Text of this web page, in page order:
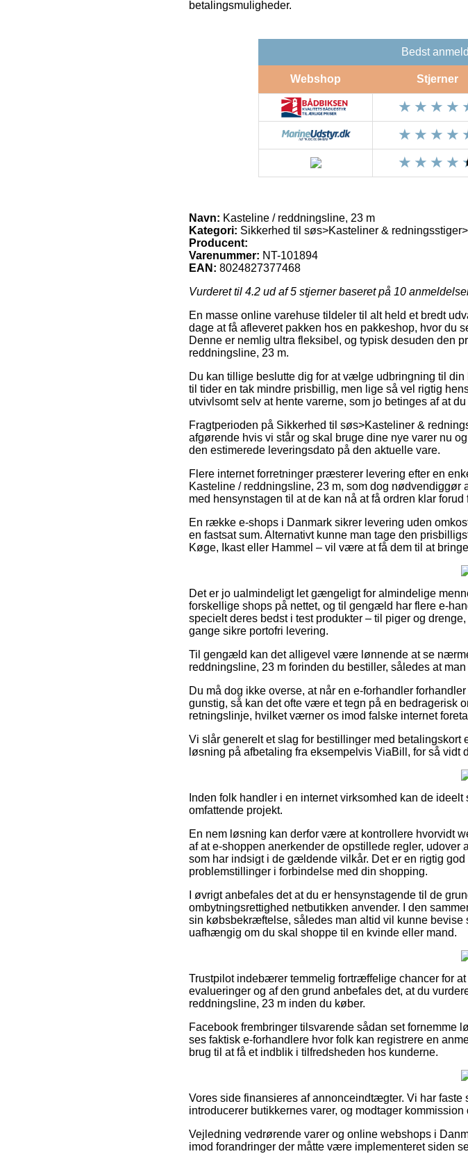
betalingsmuligheder.
Bedst
Webshop Stjerner
Navn: Kasteline / reddningsline, 23 m
Kategori: Sikkerhed til søs>Kasteliner &
Producent:
Varenummer: NT-101894
EAN: 8024827377468
Vurderet til 4.2 ud af 5 stjerner baseret på 10
En masse online varehuse tildeler til alt held et bredt
dage at få afleveret pakken hos en pakkeshop, hvor du
Denne er nemlig ultra fleksibel, og typisk desuden den
reddningsline, 23 m.
Du kan tillige beslutte dig for at vælge udbringning til
til tider en tak mindre prisbillig, men lige så vel rigtig
utvivlsomt selv at hente varerne, som jo betinges af at
Fragtperioden på Sikkerhed til søs>Kasteliner &
afgørende hvis vi står og skal bruge dine nye varer nu
den estimerede leveringsdato på den aktuelle vare.
Flere internet forretninger præsterer levering efter en
Kasteline / reddningsline, 23 m, som dog
med hensynstagen til at de kan nå at få ordren klar
En række e-shops i Danmark sikrer levering uden
en fastsat sum. Alternativt kunne man tage den
Køge, Ikast eller Hammel – vil være at få dem til at
Det er jo ualmindeligt let gængeligt for almindelige
forskellige shops på nettet, og til gengæld har flere e-
specielt deres bedst i test produkter – til piger og
gange sikre portofri levering.
Til gengæld kan det alligevel være lønnende at se
reddningsline, 23 m forinden du bestiller, således at
Du må dog ikke overse, at når en e-forhandler
gunstig, så kan det ofte være et tegn på en bedragerisk
retningslinje, hvilket værner os imod falske internet
Vi slår generelt et slag for bestillinger med
løsning på afbetaling fra eksempelvis ViaBill, for så
Inden folk handler i en internet virksomhed kan de
omfattende projekt.
En nem løsning kan derfor være at kontrollere hvorvidt
af at e-shoppen anerkender de opstillede regler,
som har indsigt i de gældende vilkår. Det er en rigtig
problemstillinger i forbindelse med din shopping.
I øvrigt anbefales det at du er hensynstagende til de
ombytningsrettighed netbutikken anvender. I den
sin købsbekræftelse, således man altid vil kunne
uafhængig om du skal shoppe til en kvinde eller mand.
Trustpilot indebærer temmelig fortræffelige chancer for
evalueringer og af den grund anbefales det, at du
reddningsline, 23 m inden du køber.
Facebook frembringer tilsvarende sådan set fornemme
ses faktisk e-forhandlere hvor folk kan registrere en
brug til at få et indblik i tilfredsheden hos kunderne.
Vores side finansieres af annonceindtægter. Vi har
introducerer butikkernes varer, og modtager
Vejledning vedrørende varer og online webshops i
imod forandringer der måtte være implementeret siden